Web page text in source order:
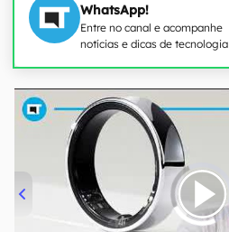
WhatsApp!
Entre no canal e acompanhe
notícias e dicas de tecnologia